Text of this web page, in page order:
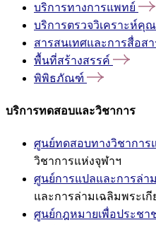
บริการทางการแพทย์
บริการตรวจวิเคราะห์คุ
สารสนเทศและการสื่อสา
พื้นที่สร้างสรรค์
พิพิธภัณฑ์
บริการทดสอบและวิชาการ
ศูนย์ทดสอบทางวิชาการ
วิชาการแห่งจุฬาฯ
ศูนย์การแปลและการล่า
และการล่ามเฉลิมพระเกี
ศูนย์กฎหมายเพื่อประชา